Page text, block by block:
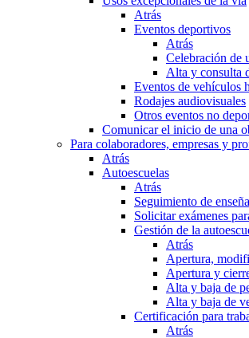
Atrás
Eventos deportivos
Atrás
Celebración de
Alta y consulta
Eventos de vehículos
Rodajes audiovisuales
Otros eventos no
Comunicar el inicio de una
Para colaboradores, empresas y
Atrás
Autoescuelas
Atrás
Seguimiento de
Solicitar exámenes
Gestión de la
Atrás
Apertura,
Apertura y
Alta y baja de
Alta y baja de
Certificación para
Atrás